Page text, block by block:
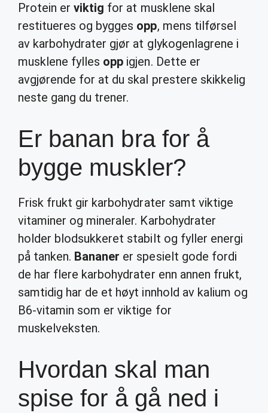
Protein erviktig for at musklene skal
restitueres og bygges opp, mens tilførsel
av karbohydrater gjør at glykogenlagrene i
musklene fylles opp igjen. Dette er
avgjørende for at du skal prestere skikkelig
neste gang du trener.
Er banan bra for å
bygge muskler?
Frisk frukt gir karbohydrater samt viktige
vitaminer og mineraler. Karbohydrater
holder blodsukkeret stabilt og fyller energi
på tanken. Bananer er spesielt gode fordi
de har flere karbohydrater enn annen frukt,
samtidig har de et høyt innhold av kalium og
B6-vitamin som er viktige for
muskelveksten.
Hvordan skal man
spise for å gå ned i